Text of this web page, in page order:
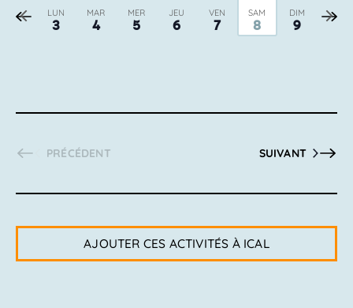
Semaine
précédente
LUN
3
MAR
4
MER
5
JEU
6
VEN
7
SAM
8
DIM
9
PRÉCÉDENT SUIVANT
AJOUTER CES ACTIVITÉS À ICAL